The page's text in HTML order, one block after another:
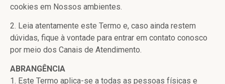
cookies em Nossos ambientes.
2. Leia atentamente este Termo e, caso ainda restem
dúvidas, fique à vontade para entrar em contato conosco
por meio dos Canais de Atendimento.
ABRANGÊNCIA
1. Este Termo aplica-se a todas as pessoas físicas e